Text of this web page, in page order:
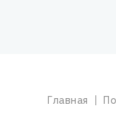
КУХНИ И
Главная